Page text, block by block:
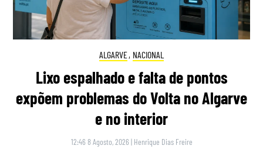
ALGARVE, NACIONAL
Lixo espalhado e falta de pontos
expõem problemas do Volta no Algarve
e no interior
12:46 8 Agosto, 2026 | Henrique Dias Freire